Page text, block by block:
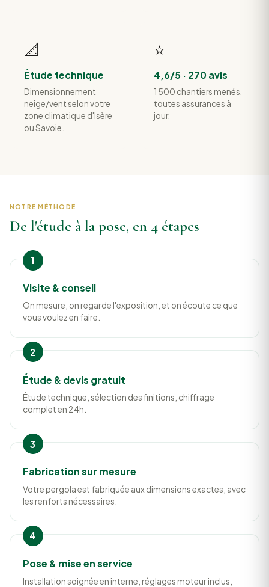
📐
Étude technique
Dimensionnement
neige/vent selon votre
zone climatique d'Isère
ou Savoie.
⭐
4,6/5 · 270 avis
1 500 chantiers menés,
toutes assurances à
jour.
NOTRE MÉTHODE
De l'étude à la pose, en 4 étapes
Visite & conseil
On mesure, on regarde l'exposition, et on écoute ce que
vous voulez en faire.
Étude & devis gratuit
Étude technique, sélection des finitions, chiffrage
complet en 24h.
Fabrication sur mesure
Votre pergola est fabriquée aux dimensions exactes, avec
les renforts nécessaires.
Pose & mise en service
Installation soignée en interne, réglages moteur inclus,